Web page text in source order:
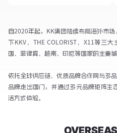
自2020年起，KK集团陆续布局海外市
下KKV、THE COLORIST、X11等三
国、菲律宾、越南、印尼等国家的主要
依托全球供应链、优质品牌合作网与多
品牌走出国门，并通过多元品牌矩阵生
活方式体验。